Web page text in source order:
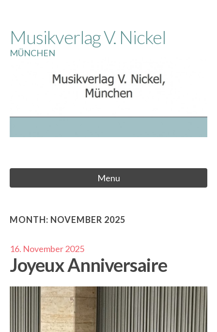
content
Musikverlag V. Nickel
MÜNCHEN
Menu
MONTH: NOVEMBER 2025
16. November 2025
Joyeux Anniversaire